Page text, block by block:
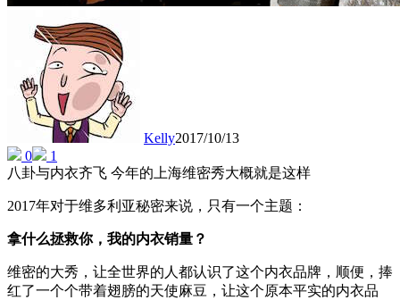
Kelly2017/10/13
0
1
八卦与内衣齐飞 今年的上海维密秀大概就是这样
2017年对于维多利亚秘密来说，只有一个主题：
拿什么拯救你，我的内衣销量？
维密的大秀，让全世界的人都认识了这个内衣品牌，顺便，捧
红了一个个带着翅膀的天使麻豆，让这个原本平实的内衣品